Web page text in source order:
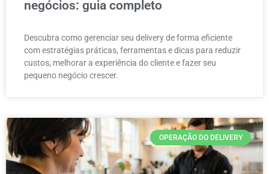
negócios: guia completo
Descubra como gerenciar seu delivery de forma eficiente
com estratégias práticas, ferramentas e dicas para reduzir
custos, melhorar a experiência do cliente e fazer seu
pequeno negócio crescer.
OPERAÇÃO DO DELIVERY